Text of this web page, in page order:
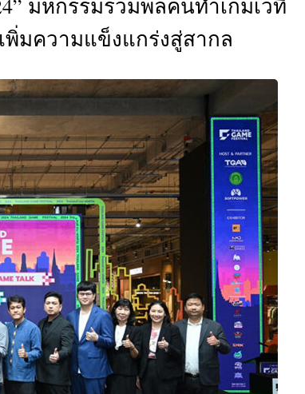
มหกรรมรวมพลคนทำเกมเวที
มความแข็งแกร่งสู่สากล